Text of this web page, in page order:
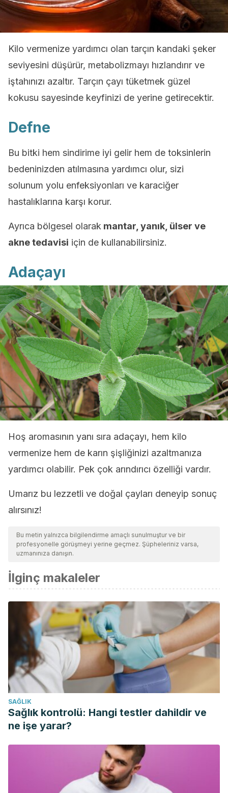
Kilo vermenize yardımcı olan tarçın kandaki şeker
seviyesini düşürür, metabolizmayı hızlandırır ve
iştahınızı azaltır. Tarçın çayı tüketmek güzel
kokusu sayesinde keyfinizi de yerine getirecektir.
Defne
Bu bitki hem sindirime iyi gelir hem de toksinlerin
bedeninizden atılmasına yardımcı olur, sizi
solunum yolu enfeksiyonları ve karaciğer
hastalıklarına karşı korur.
Ayrıca bölgesel olarak mantar, yanık, ülser ve
akne tedavisi için de kullanabilirsiniz.
Adaçayı
Hoş aromasının yanı sıra adaçayı, hem kilo
vermenize hem de karın şişliğinizi azaltmanıza
yardımcı olabilir. Pek çok arındırıcı özelliği vardır.
Umarız bu lezzetli ve doğal çayları deneyip sonuç
alırsınız!
Bu metin yalnızca bilgilendirme amaçlı sunulmuştur ve bir
profesyonelle görüşmeyi yerine geçmez. Şüpheleriniz varsa,
uzmanınıza danışın.
İlginç makaleler
SAĞLIK
Sağlık kontrolü: Hangi testler dahildir ve
ne işe yarar?